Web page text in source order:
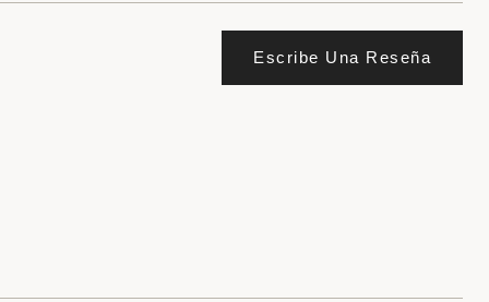
Escribe Una Reseña